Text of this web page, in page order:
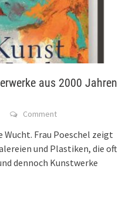
aus 2000 Jahren
Comment
Wucht. Frau Poeschel zeigt
und Plastiken, die oft
dennoch Kunstwerke